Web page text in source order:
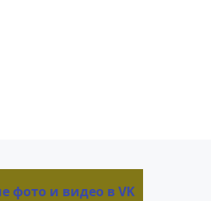
фото и видео в VK